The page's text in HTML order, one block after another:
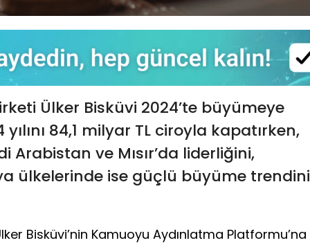
Ülker Bisküvi 2024’te büyümeye
84,1 milyar TL ciroyla kapatırken,
Arabistan ve Mısır’da liderliğini,
ülkelerinde ise güçlü büyüme trendini
Bisküvi’nin Kamuoyu Aydınlatma Platformu’na